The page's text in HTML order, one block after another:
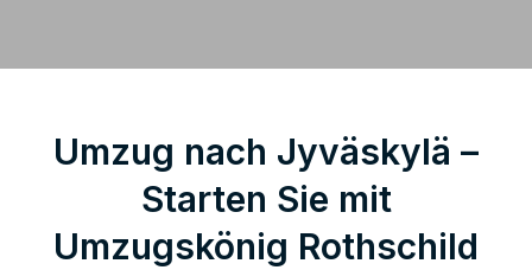
Umzug nach Jyväskylä –
Starten Sie mit
Umzugskönig Rothschild